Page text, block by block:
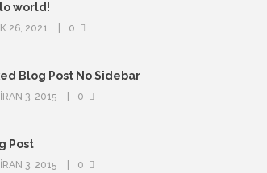
world!
26, 2021 0
Blog Post No Sidebar
3, 2015 0
Post
3, 2015 0